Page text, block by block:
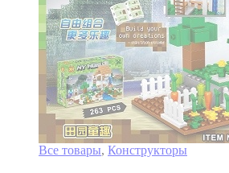
Все товары, Конструкторы